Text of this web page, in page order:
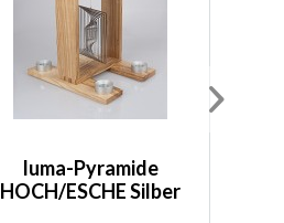
luma-Pyramide
HOCH/ESCHE Silber